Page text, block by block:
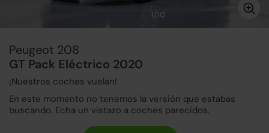
1/10
Peugeot 208
GT Pack Eléctrico 2020
¡Nuestros coches vuelan!
En este momento no tenemos la versión que estabas
buscando. Echa un vistazo a coches parecidos.